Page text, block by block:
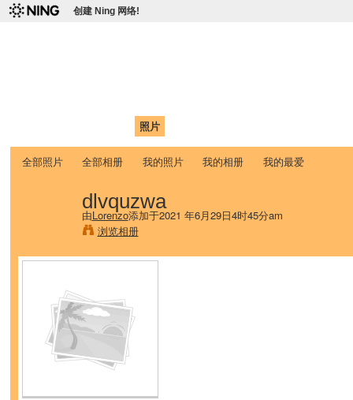
创建 Ning 网络!
照片
全部照片 全部相册 我的照片 我的相册 我的最爱
dlvquzwa
由Lorenzo添加于2021 年6月29日4时45分am
浏览相册